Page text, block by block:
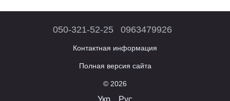
050-321-52-25 0963479926
Контактная информация
Полная версия сайта
© 2026
Укр Рус